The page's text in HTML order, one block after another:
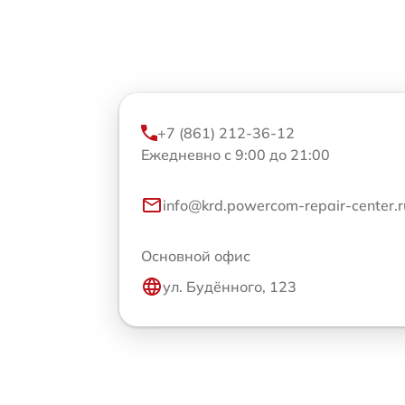
+7 (861) 212-36-12
Ежедневно с 9:00 до 21:00
info@krd.powercom-repair-
Основной офис
ул. Будённого, 123